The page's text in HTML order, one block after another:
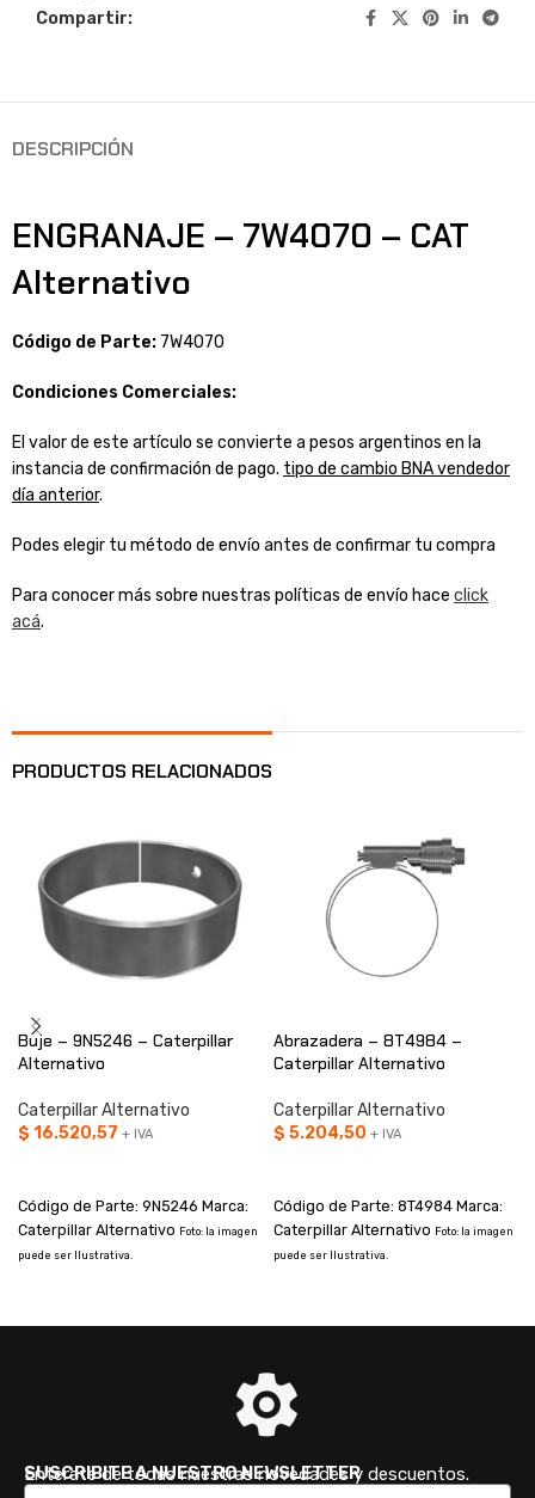
Compartir:
DESCRIPCIÓN
ENGRANAJE – 7W4070 – CAT
Alternativo
Código de Parte: 7W4070
Condiciones Comerciales:
El valor de este artículo se convierte a pesos argentinos en la
instancia de confirmación de pago. tipo de cambio BNA vendedor
día anterior.
Podes elegir tu método de envío antes de confirmar tu compra
Para conocer más sobre nuestras políticas de envío hace click
acá.
PRODUCTOS RELACIONADOS
Buje – 9N5246 – Caterpillar
Alternativo
Caterpillar Alternativo
$ 16.520,57 + IVA
Código de Parte: 9N5246 Marca:
Caterpillar Alternativo Foto: la imagen
puede ser Ilustrativa.
Abrazadera – 8T4984 –
Caterpillar Alternativo
Caterpillar Alternativo
$ 5.204,50 + IVA
Código de Parte: 8T4984 Marca:
Caterpillar Alternativo Foto: la imagen
puede ser Ilustrativa.
SUSCRIBITE A NUESTRO NEWSLETTER
Enterate de todas nuestras novedades y descuentos.